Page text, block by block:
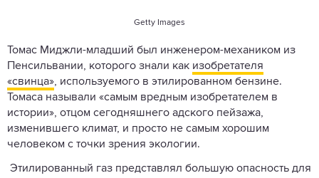
Getty Images
Томас Миджли-младший был инженером-механиком из
Пенсильвании, которого знали как изобретателя
«свинца», используемого в этилированном бензине.
Томаса называли «самым вредным изобретателем в
истории», отцом сегодняшнего адского пейзажа,
изменившего климат, и просто не самым хорошим
человеком с точки зрения экологии.
Этилированный газ представлял большую опасность для